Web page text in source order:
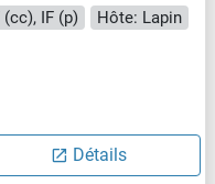
(cc), IF (p)
Hôte: Lapin
Détails